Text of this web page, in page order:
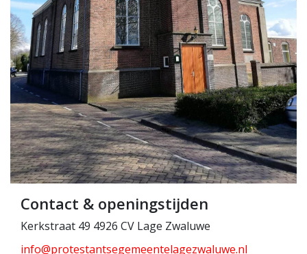
Contact & openingstijden
Kerkstraat 49 4926 CV Lage Zwaluwe
info@protestantsegemeentelagezwaluwe.nl